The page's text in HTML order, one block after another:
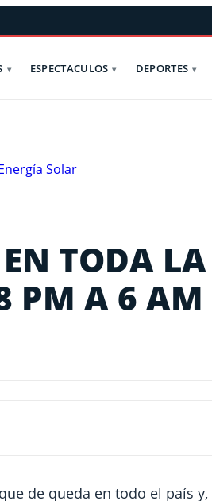
ESPECTACULOS DEPORTES
TODA LA
PM A 6 AM
de queda en todo el país y,